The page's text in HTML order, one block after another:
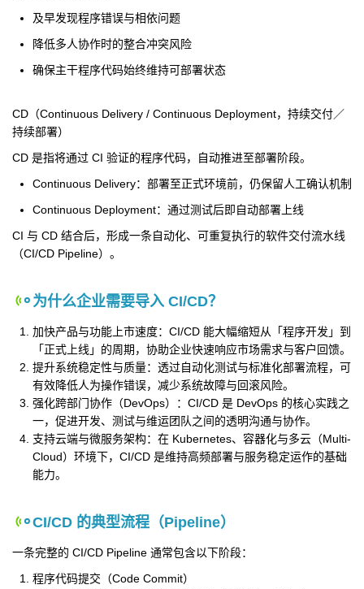
及早发现程序错误与相依问题
降低多人协作时的整合冲突风险
确保主干程序代码始终维持可部署状态
CD（Continuous Delivery / Continuous Deployment，持续交付／
持续部署）
CD 是指将通过 CI 验证的程序代码，自动推进至部署阶段。
Continuous Delivery：部署至正式环境前，仍保留人工确认机制
Continuous Deployment：通过测试后即自动部署上线
CI 与 CD 结合后，形成一条自动化、可重复执行的软件交付流水线
（CI/CD Pipeline）。
为什么企业需要导入 CI/CD？
加快产品与功能上市速度： CI/CD 能大幅缩短从「程序开发」到
「正式上线」的周期，协助企业快速响应市场需求与客户回馈。
提升系统稳定性与质量：透过自动化测试与标准化部署流程，可
有效降低人为操作错误，减少系统故障与回滚风险。
强化跨部门协作（DevOps）：CI/CD 是 DevOps 的核心实践之
一，促进开发、测试与维运团队之间的透明沟通与协作。
支持云端与微服务架构：在 Kubernetes、容器化与多云（Multi-
Cloud）环境下，CI/CD 是维持高频部署与服务稳定运作的基础
能力。
CI/CD 的典型流程（Pipeline）
一条完整的 CI/CD Pipeline 通常包含以下阶段：
程序代码提交（Code Commit）